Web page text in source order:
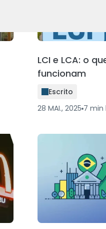
LCI e LCA: o
funcionam
Escrito
28 MAI., 2025 7 min